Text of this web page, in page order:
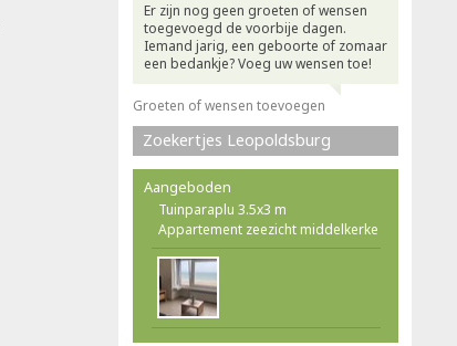
Er zijn nog geen groeten of wensen
toegevoegd de voorbije dagen.
Iemand jarig, een geboorte of zomaar
een bedankje? Voeg uw wensen toe!
Groeten of wensen toevoegen
Zoekertjes Leopoldsburg
Aangeboden
Tuinparaplu 3.5x3 m
Appartement zeezicht middelkerke